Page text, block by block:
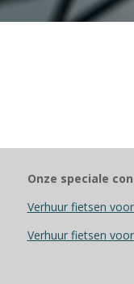
Onze speciale
Verhuur fietsen
Verhuur fietsen